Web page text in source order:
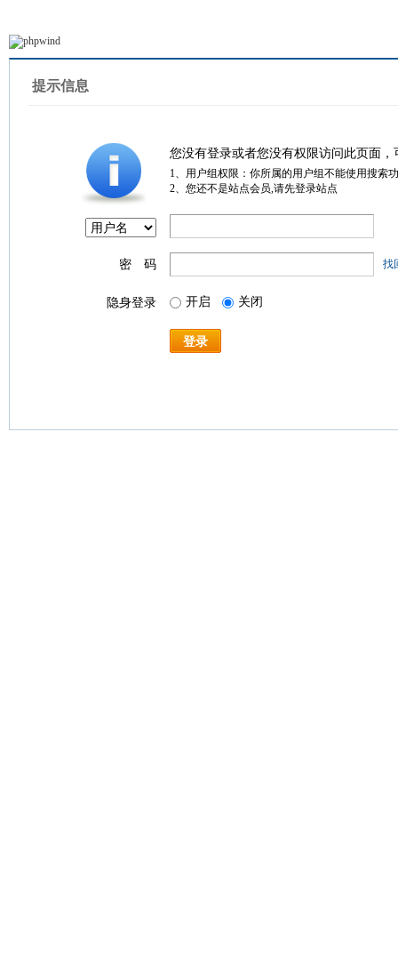
提示信息
您没有登录或者您没有权限访问此页面
1、用户组权限：你所属的用户组不能使用搜索
2、您还不是站点会员,请先登录站点
密 码 找
隐身登录 开启 关闭
登录